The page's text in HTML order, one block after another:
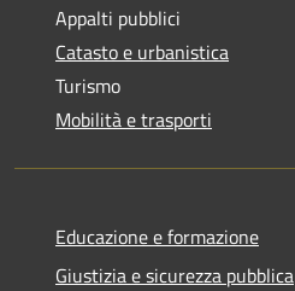
Appalti pubblici
Catasto e urbanistica
Turismo
Mobilità e trasporti
Educazione e formazione
Giustizia e sicurezza pubblica